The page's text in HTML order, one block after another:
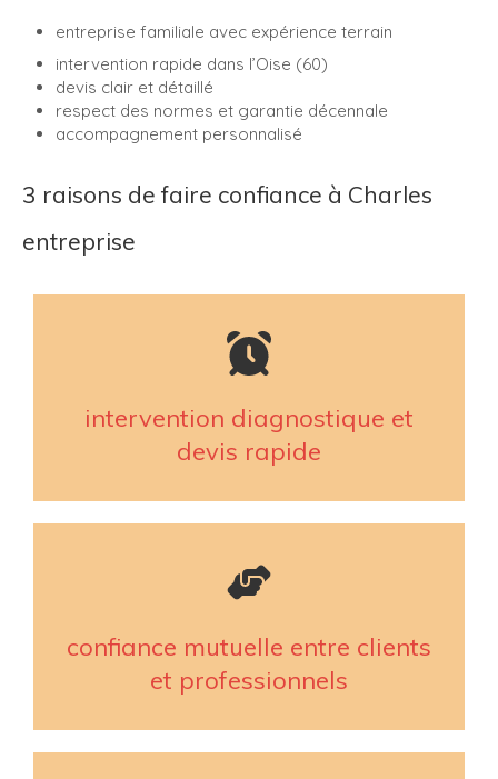
entreprise familiale avec expérience terrain
intervention rapide dans l’Oise (60)
devis clair et détaillé
respect des normes et garantie décennale
accompagnement personnalisé
3 raisons de faire confiance à Charles
entreprise
intervention diagnostique et
devis rapide
confiance mutuelle entre clients
et professionnels